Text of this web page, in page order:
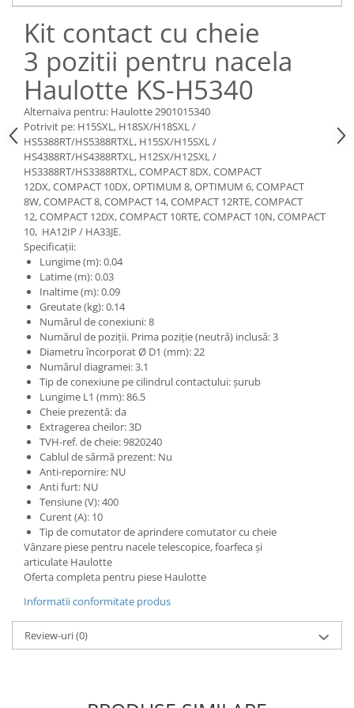
Fulie
Pistoane
Turbosuflanta
Diverse piese motor
Furtune si conducte
Injectoare
Chiuloasa
Vibrochen - ax came - arbore cotit
Camasa piston
Segmenti motor
Termoflot
Cablu acceleratie
Senzori de presiune ulei
Vaporizatoare
Radiatoare AC
Piese frana
Discuri de frana
Etrieri
Placute de frana
Pompa de frana - cilindru de frana
Frana utilaje
Supapa franare
Kit reparatii
Cabluri frana
Rezervor lichid de frana
Lichid de frana
Antigel frane
Piese fara categorie
Garnituri utilaje
Siguranta
Piese Iveco
Piese Nifty Lift
Piese Grove
Piese motor Perkins
Piese Deutz Fahr
Piese Atlas Copco
Piese Hitachi
Piese Vermeer
Piese Gehl
Piese Socage
Piese Kaeser
Piese Wacker Neuson
Piese David Brown
Piese Mc Cormick
Piese Lamborghini
Piese Same
Piese Renault
Piese Hurlimann
Piese Zetor
Piese Weidemann
Piese Ausa
Piese Sennebogen
Piese Still
Piese Vogele
Kit contact cu cheie
3 pozitii pentru nacela
Haulotte KS-H5340
Alternaiva pentru: Haulotte 2901015340
Potrivit pe: H15SXL, H18SX/H18SXL /
HS5388RT/HS5388RTXL, H15SX/H15SXL /
HS4388RT/HS4388RTXL, H12SX/H12SXL /
HS3388RT/HS3388RTXL, COMPACT 8DX, COMPACT
12DX, COMPACT 10DX, OPTIMUM 8, OPTIMUM 6, COMPACT
8W, COMPACT 8, COMPACT 14, COMPACT 12RTE, COMPACT
12, COMPACT 12DX, COMPACT 10RTE, COMPACT 10N, COMPACT
10, HA12IP / HA33JE.
Specificații:
Lungime (m): 0.04
Latime (m): 0.03
Inaltime (m): 0.09
Greutate (kg): 0.14
Numărul de conexiuni: 8
Numărul de poziții. Prima poziție (neutră) inclusă: 3
Diametru încorporat Ø D1 (mm): 22
Numărul diagramei: 3.1
Tip de conexiune pe cilindrul contactului: şurub
Lungime L1 (mm): 86.5
Cheie prezentă: da
Extragerea cheilor: 3D
TVH-ref. de cheie: 9820240
Cablul de sârmă prezent: Nu
Anti-repornire: NU
Anti furt: NU
Tensiune (V): 400
Curent (A): 10
Tip de comutator de aprindere comutator cu cheie
Vânzare piese pentru nacele telescopice, foarfeca și
articulate Haulotte
Oferta completa pentru piese Haulotte
Informatii conformitate produs
Review-uri(0)